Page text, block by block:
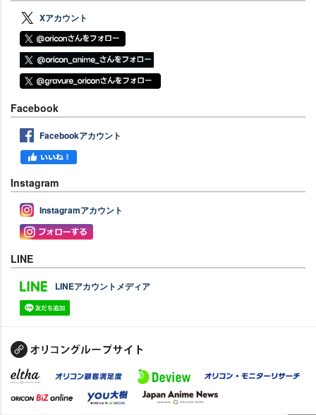
Xアカウント
Facebook
Facebookアカウント
Instagram
Instagramアカウント
LINE
LINEアカウントメディア